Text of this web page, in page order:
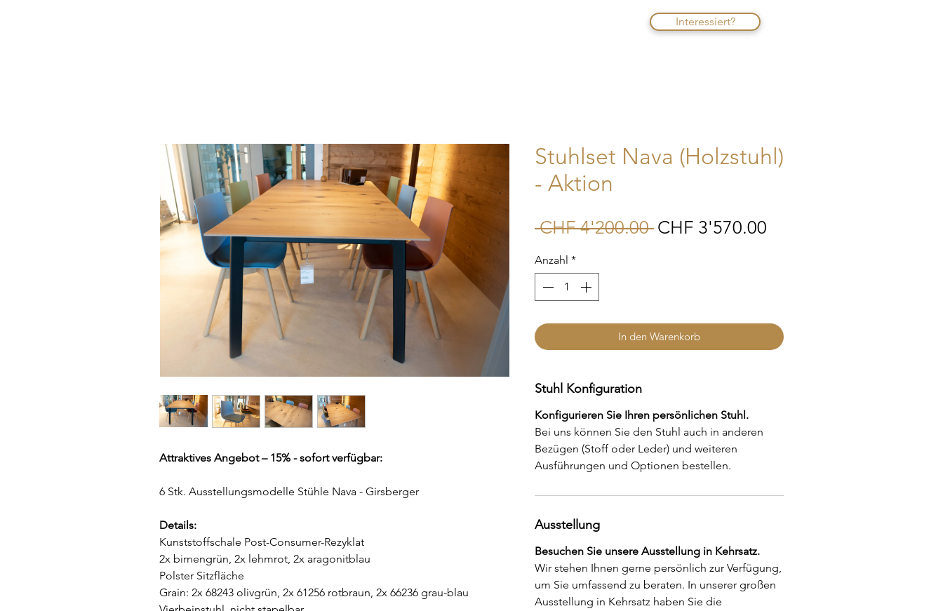
Interessiert?
Attraktives Angebot – 15% - sofort verfügbar:
6 Stk. Ausstellungsmodelle Stühle Nava - Girsberger
Details:
Kunststoffschale Post-Consumer-Rezyklat
2x birnengrün, 2x lehmrot, 2x aragonitblau
Polster Sitzfläche
Grain: 2x 68243 olivgrün, 2x 61256 rotbraun, 2x 66236 grau-blau
Stuhlset Nava (Holzstuhl)
- Aktion
CHF 4'200.00 Standardpreis
CHF 3'570.00
Anzahl *
In den Warenkorb
Stuhl Konfiguration
Konfigurieren Sie Ihren persönlichen Stuhl.
Bei uns können Sie den Stuhl auch in anderen
Bezügen (Stoff oder Leder) und weiteren
Ausführungen und Optionen bestellen.
Ausstellung
Besuchen Sie unsere Ausstellung in Kehrsatz.
Wir stehen Ihnen gerne persönlich zur Verfügung,
um Sie umfassend zu beraten. In unserer großen
Ausstellung in Kehrsatz haben Sie die